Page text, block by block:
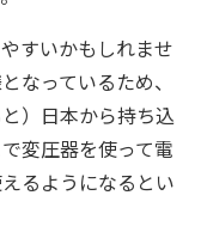
すいかもしれませ
なっているため、
）日本から持ち込
変圧器を使って電
るようになるとい